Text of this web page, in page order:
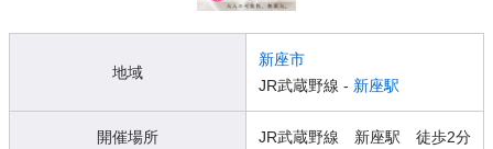
地域
新座市
JR武蔵野線 - 新座駅
開催場所 JR武蔵野線 新座駅 徒歩2分